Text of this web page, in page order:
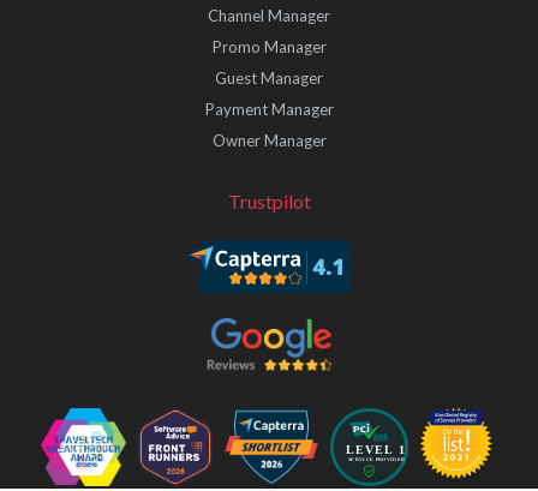
Channel Manager
Promo Manager
Guest Manager
Payment Manager
Owner Manager
Trustpilot